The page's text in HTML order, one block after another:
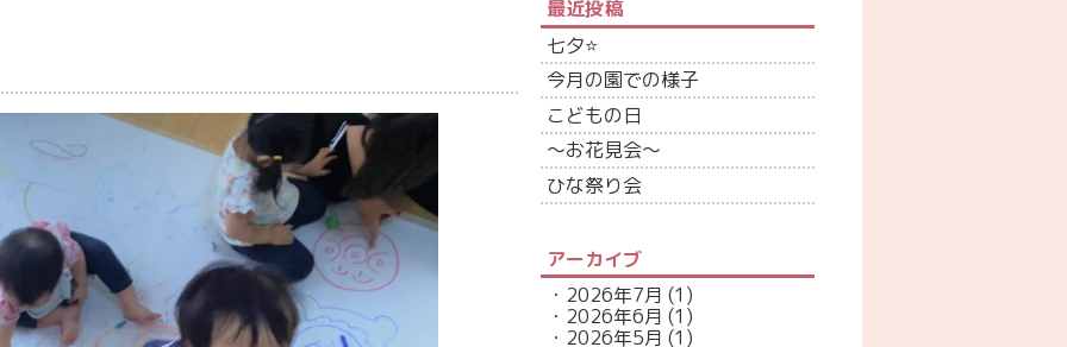
最近投稿
七夕⭐
今月の園での様子
こどもの日
～お花見会～
ひな祭り会
アーカイブ
2026年7月 (1)
2026年6月 (1)
2026年5月 (1)